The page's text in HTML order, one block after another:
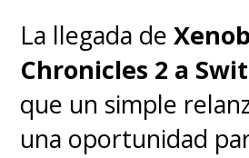
recordar que los
han avanzado
aplicaciones aún
alcanzan, por lo
La llegada de
Chronicles 2 a
que un simple
una oportunidad